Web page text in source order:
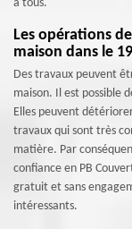
à tous.
Les opérations
maison dans le
Des travaux peuvent
maison. Il est possible
Elles peuvent
travaux qui sont très
matière. Par
confiance en PB
gratuit et sans
intéressants.